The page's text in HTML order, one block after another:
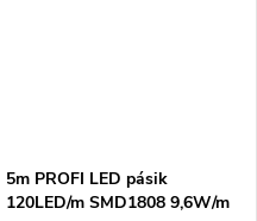
5m PROFI LED pásik
120LED/m SMD1808 9,6W/m